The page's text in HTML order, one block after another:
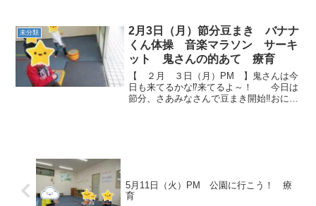
ま歩きしっかり膝を伸ばしてくまさん歩
き上手にで...
未分類
2月3日（月）節分豆まき バナナ
くん体操 音楽マラソン サーキ
ット 鬼さんの的あて 療育
【 ２月 ３日（月）PM 】鬼さんは今
日も来てるかな⁉来てるよ～！ 今日は
節分、さあみなさんで豆まき開始‼おには
5月11日（火）PM 公園に行こう！ 療
育